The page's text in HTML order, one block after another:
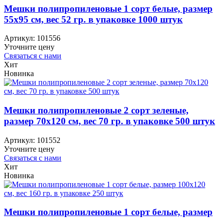
Мешки полипропиленовые 1 сорт белые, размер
55х95 см, вес 52 гр. в упаковке 1000 штук
Артикул: 101556
Уточните цену
Связаться с нами
Хит
Новинка
Мешки полипропиленовые 2 сорт зеленые,
размер 70х120 см, вес 70 гр. в упаковке 500 штук
Артикул: 101552
Уточните цену
Связаться с нами
Хит
Новинка
Мешки полипропиленовые 1 сорт белые, размер